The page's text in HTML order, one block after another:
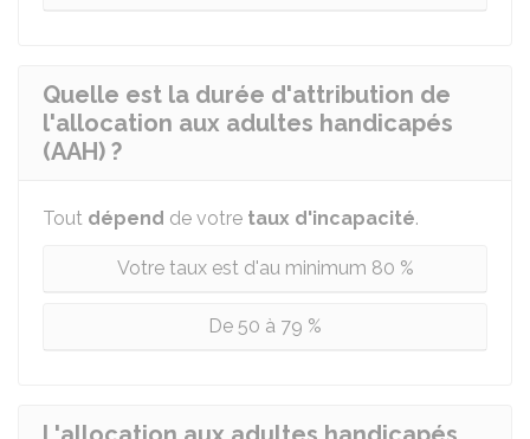
Quelle est la durée d'attribution de
l'allocation aux adultes handicapés
(AAH) ?
Tout dépend de votre taux d'incapacité.
Votre taux est d'au minimum 80 %
De 50 à 79 %